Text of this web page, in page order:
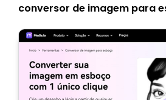
conversor de imagem para